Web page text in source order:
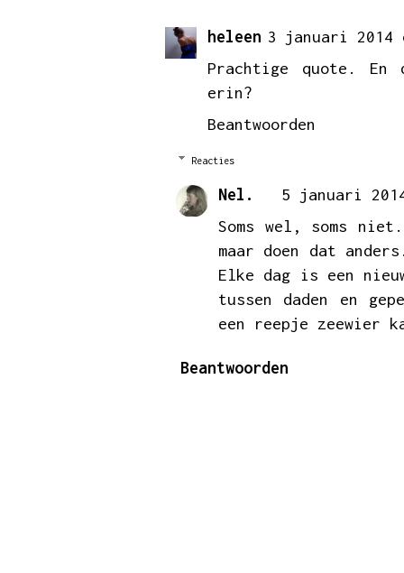
heleen 3 januari 2014
Prachtige quote.
erin?
Beantwoorden
Reacties
Nel.
5 januari
Soms wel, soms
maar doen dat
Elke dag is een
tussen daden en
een reepje zeewier
Beantwoorden